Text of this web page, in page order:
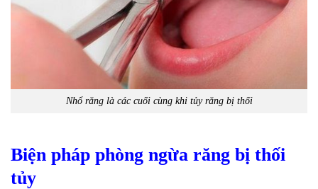
Nhổ răng là các cuối cùng khi tủy răng bị thối
Biện pháp phòng ngừa răng bị thối
tủy